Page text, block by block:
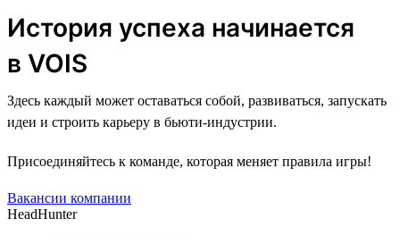
История успеха начинается
в VOIS
Здесь каждый может оставаться собой, развиваться, запускать
идеи и строить карьеру в бьюти-индустрии.
Присоединяйтесь к команде, которая меняет правила игры!
Вакансии компании
HeadHunter